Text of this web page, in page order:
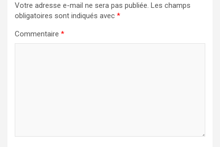
Votre adresse e-mail ne sera pas publiée. Les champs
obligatoires sont indiqués avec *
Commentaire *